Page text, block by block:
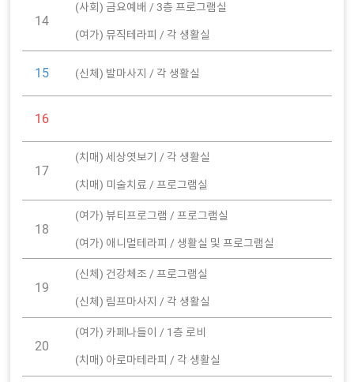
14
(사회) 금요예배 / 3층 프로그램실
(여가) 뮤직테라피 / 각 생활실
15 (신체) 발마사지 / 각 생활실
16
17
(치매) 세상엿보기 / 각 생활실
(치매) 미술치료 / 프로그램실
18
(여가) 뷰티프로그램 / 프로그램실
(여가) 애니멀테라피 / 생활실 및 프로그램실
19
(신체) 건강체조 / 프로그램실
(신체) 림프마사지 / 각 생활실
20
(여가) 카페나들이 / 1층 로비
(치매) 아로마테라피 / 각 생활실